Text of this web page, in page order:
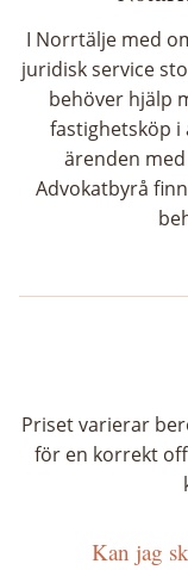
I Norrtälje med
juridisk service
behöver hjälp
fastighetsköp
ärenden
Advokatbyrå
Priset varierar
för en korrekt
Kan jag